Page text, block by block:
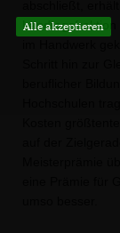
Landtagsfraktion
Alle akzeptieren